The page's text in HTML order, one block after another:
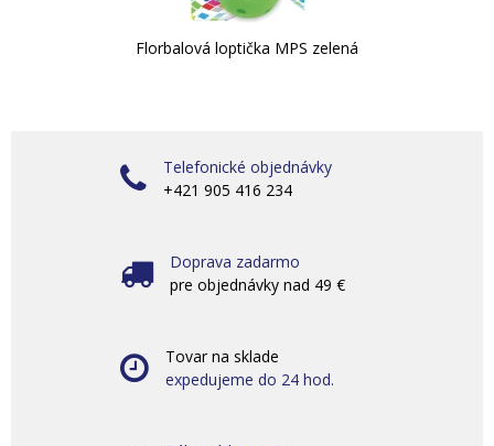
Florbalová loptička MPS zelená
Telefonické objednávky
+421 905 416 234
Doprava zadarmo
pre objednávky nad 49 €
Tovar na sklade
expedujeme do 24 hod.